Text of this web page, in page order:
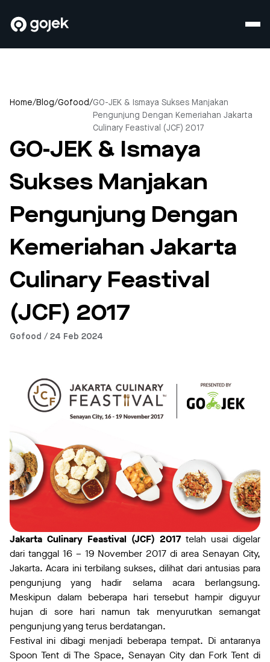
Home/Blog/Gofood/GO-JEK & Ismaya Sukses Manjakan
Pengunjung Dengan Kemeriahan Jakarta
Culinary Feastival (JCF) 2017
GO-JEK & Ismaya
Sukses Manjakan
Pengunjung Dengan
Kemeriahan Jakarta
Culinary Feastival
(JCF) 2017
Gofood / 24 Feb 2024
Jakarta Culinary Feastival (JCF) 2017telah usai digelar
dari tanggal 16 – 19 November 2017 di area Senayan City,
Jakarta. Acara ini terbilang sukses, dilihat dari antusias para
pengunjung yang hadir selama acara berlangsung.
Meskipun dalam beberapa hari tersebut hampir diguyur
hujan di sore hari namun tak menyurutkan semangat
pengunjung yang terus berdatangan.
Festival ini dibagi menjadi beberapa tempat. Di antaranya
Spoon Tent di The Space, Senayan City dan Fork Tent di